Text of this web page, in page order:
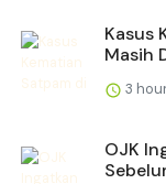
Kasus
Masih
3
OJK